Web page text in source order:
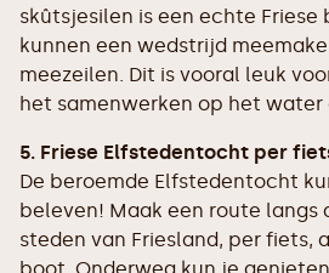
skûtsjesilen is een echte Friese
kunnen een wedstrijd
meezeilen. Dit is vooral leuk
het samenwerken op het
5. Friese Elfstedentocht per
De beroemde Elfstedentocht
beleven! Maak een route langs
steden van Friesland, per fiets,